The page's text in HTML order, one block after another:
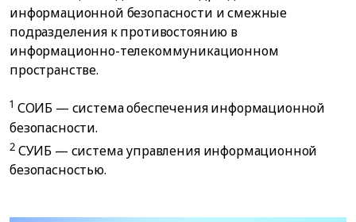
информационной безопасности и смежные
подразделения к противостоянию в
информационно-телекоммуникационном
пространстве.
1 СОИБ — система обеспечения информационной
безопасности.
2СУИБ — система управления информационной
безопасностью.